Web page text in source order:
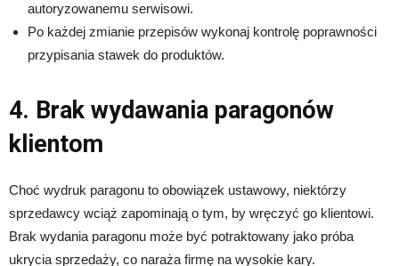
autoryzowanemu serwisowi.
Po każdej zmianie przepisów wykonaj kontrolę poprawności
przypisania stawek do produktów.
4. Brak wydawania paragonów
klientom
Choć wydruk paragonu to obowiązek ustawowy, niektórzy
sprzedawcy wciąż zapominają o tym, by wręczyć go klientowi.
Brak wydania paragonu może być potraktowany jako próba
ukrycia sprzedaży, co naraża firmę na wysokie kary.